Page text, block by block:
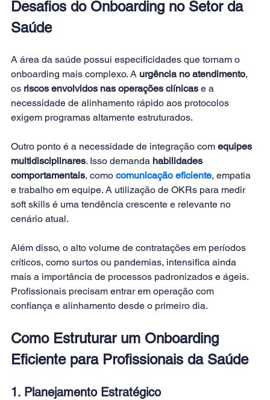
Desafios do Onboarding no Setor da
Saúde
A área da saúde possui especificidades que tornam o
onboarding mais complexo. A urgência no atendimento,
os riscos envolvidos nas operações clínicas e a
necessidade de alinhamento rápido aos protocolos
exigem programas altamente estruturados.
Outro ponto é a necessidade de integração com equipes
multidisciplinares. Isso demanda habilidades
comportamentais, como comunicação eficiente, empatia
e trabalho em equipe. A utilização de OKRs para medir
soft skills é uma tendência crescente e relevante no
cenário atual.
Além disso, o alto volume de contratações em períodos
críticos, como surtos ou pandemias, intensifica ainda
mais a importância de processos padronizados e ágeis.
Profissionais precisam entrar em operação com
confiança e alinhamento desde o primeiro dia.
Como Estruturar um Onboarding
Eficiente para Profissionais da Saúde
1. Planejamento Estratégico